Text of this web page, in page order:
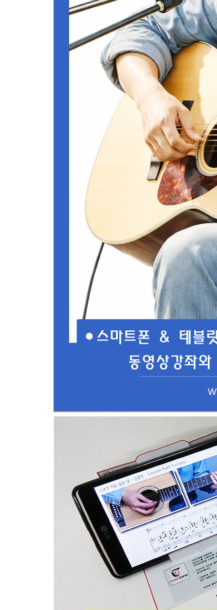
06. 너무아픈사랑은 사랑이아니었음을-김광석
- 전체연주(MR동시 전체연주)
- 전주(intro)부분 세부동영상강좌
- 노래부분 세부동영상강좌
- 후렴 & 간주부분 세부동영상강좌
- 후주(Outro)부분 세부동영상강좌
(모든강좌 따라하기코너 & 영상내악보진행)
07. 거리에서 - 김광석
- 전체연주(MR동시 전체연주)
- 전주(intro)부분 세부동영상강좌
- 노래부분 세부동영상강좌
- 후렴부분 세부동영상강좌
- 후주(Outro)부분 세부동영상강좌
(모든강좌 따라하기코너 & 영상내악보진행)
- 전체연주(MR동시 전체연주)
- 전주(intro)부분 세부동영상강좌
- 노래부분 세부동영상강좌
- 후렴부분 세부동영상강좌
- 후주(Outro)부분 세부동영상강좌
(모든강좌 따라하기코너 & 영상내악보진행)
09. 어느 60대 노부부 이야기 - 김광석
- 전체연주(MR동시 전체연주)
- 전주(intro)부분 세부동영상강좌
- 노래부분 세부동영상강좌
- 후렴부분 세부동영상강좌
- 후주(Outro)부분 세부동영상강좌
- 후렴부분 세부동영상강좌
- 후주(Outro)부분 세부동영상강좌
(모든강좌 따라하기코너 & 영상내악보진행)